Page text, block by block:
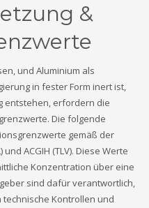
&
und Aluminium als
in fester Form inert ist,
entstehen, erfordern die
Die folgende
gemäß der
ACGIH (TLV). Diese Werte
Konzentration über eine
sind dafür verantwortlich,
Kontrollen und